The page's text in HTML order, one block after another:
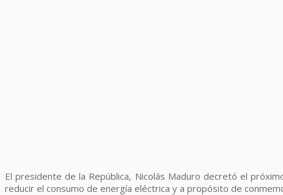
El presidente de la República, Nicolás Maduro decretó el
reducir el consumo de energía eléctrica y a propósito de